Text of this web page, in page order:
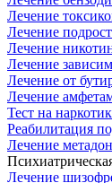
Лечение
Лечение
Лечение
Лечение
Лечение от
Лечение
Тест на
Реабилитация
Лечение
Лечение